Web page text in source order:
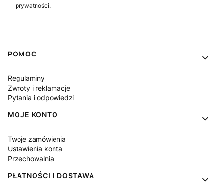
prywatności.
Linki w stopce
POMOC
Regulaminy
Zwroty i reklamacje
Pytania i odpowiedzi
MOJE KONTO
Twoje zamówienia
Ustawienia konta
Przechowalnia
PŁATNOŚCI I DOSTAWA